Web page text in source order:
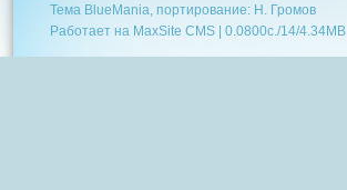
Тема BlueMania, портирование: Н. Громов
Работает на MaxSite CMS | 0.0800c./14/4.34MB